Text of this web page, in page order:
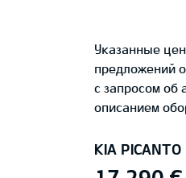
Указанные
предложений
с запросом об
описанием
KIA PICANTO